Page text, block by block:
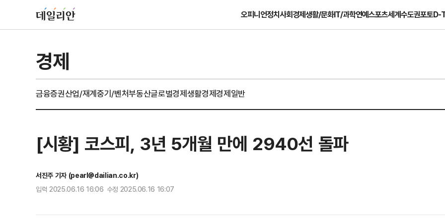
오피니언정치사회경제생활/문화IT/과학연예스포츠세계수도권포토D-
경제
금융증권산업/재계중기/벤처부동산글로벌경제생활경제경제일반
[시황] 코스피, 3년 5개월 만에 2940선 돌파
서진주 기자 (pearl@dailian.co.kr)
입력 2025.06.16 16:06 수정 2025.06.16 16:07